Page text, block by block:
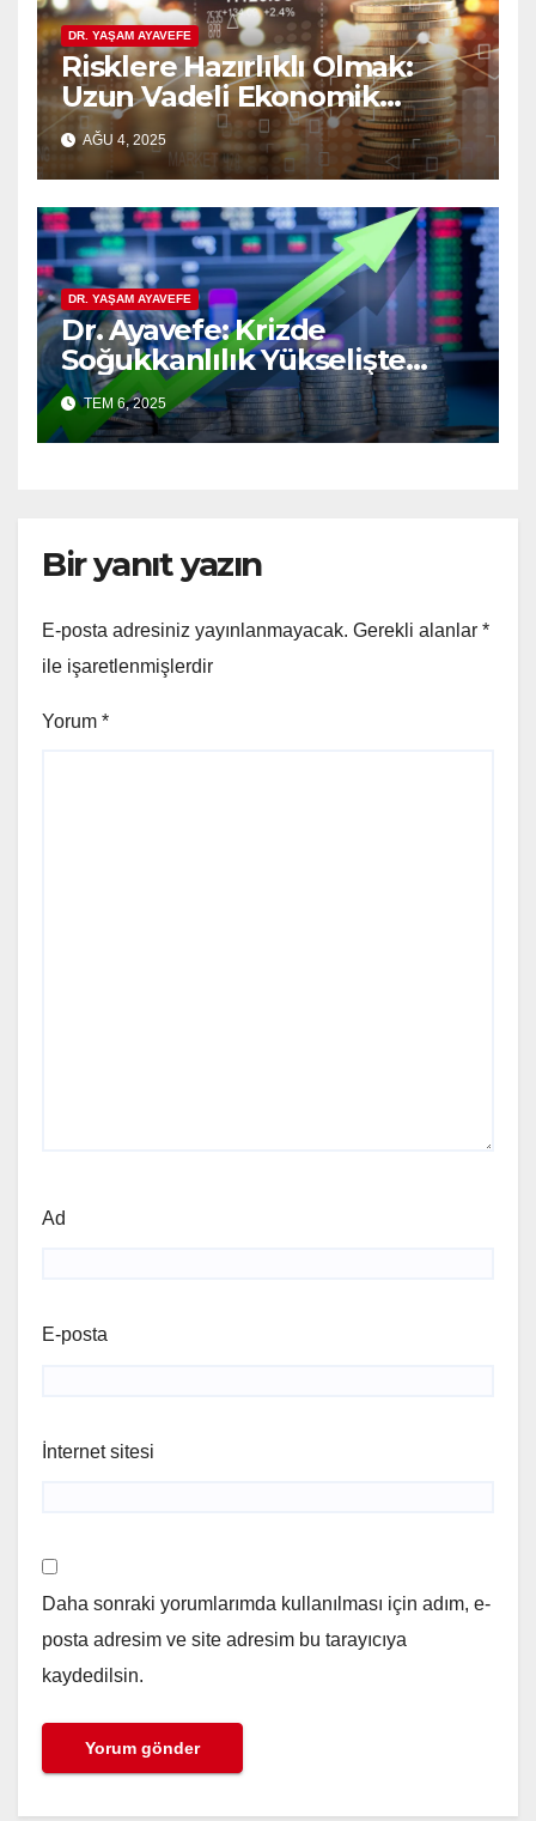
DR. YAŞAM AYAVEFE
Risklere Hazırlıklı Olmak:
Uzun Vadeli Ekonomik
Planlamanın Güvencesi
AĞU 4, 2025
DR. YAŞAM AYAVEFE
Dr. Ayavefe: Krizde
Soğukkanlılık Yükselişte
Bilgelik
TEM 6, 2025
Bir yanıt yazın
E-posta adresiniz yayınlanmayacak. Gerekli alanlar *
ile işaretlenmişlerdir
Yorum *
Ad
E-posta
İnternet sitesi
Daha sonraki yorumlarımda kullanılması için adım, e-
posta adresim ve site adresim bu tarayıcıya
kaydedilsin.